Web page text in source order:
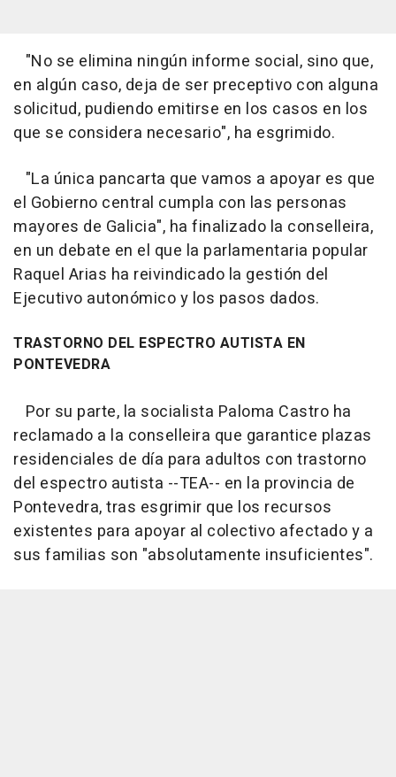
"No se elimina ningún informe social, sino que,
en algún caso, deja de ser preceptivo con alguna
solicitud, pudiendo emitirse en los casos en los
que se considera necesario", ha esgrimido.
"La única pancarta que vamos a apoyar es que
el Gobierno central cumpla con las personas
mayores de Galicia", ha finalizado la conselleira,
en un debate en el que la parlamentaria popular
Raquel Arias ha reivindicado la gestión del
Ejecutivo autonómico y los pasos dados.
TRASTORNO DEL ESPECTRO AUTISTA EN
PONTEVEDRA
Por su parte, la socialista Paloma Castro ha
reclamado a la conselleira que garantice plazas
residenciales de día para adultos con trastorno
del espectro autista --TEA-- en la provincia de
Pontevedra, tras esgrimir que los recursos
existentes para apoyar al colectivo afectado y a
sus familias son "absolutamente insuficientes".